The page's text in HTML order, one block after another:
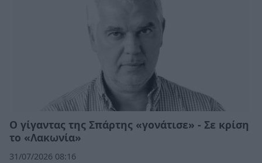
Ο γίγαντας της Σπάρτης «γονάτισε» - Σε κρίση
το «Λακωνία»
31/07/2026 08:16